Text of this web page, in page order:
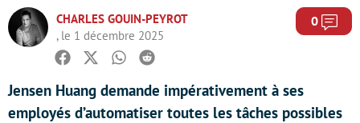
CHARLES GOUIN-PEYROT
, le 1 décembre 2025
0
Facebook
TwitterWhatsapp
Reddit
Jensen Huang demande impérativement à ses
employés d’automatiser toutes les tâches possibles